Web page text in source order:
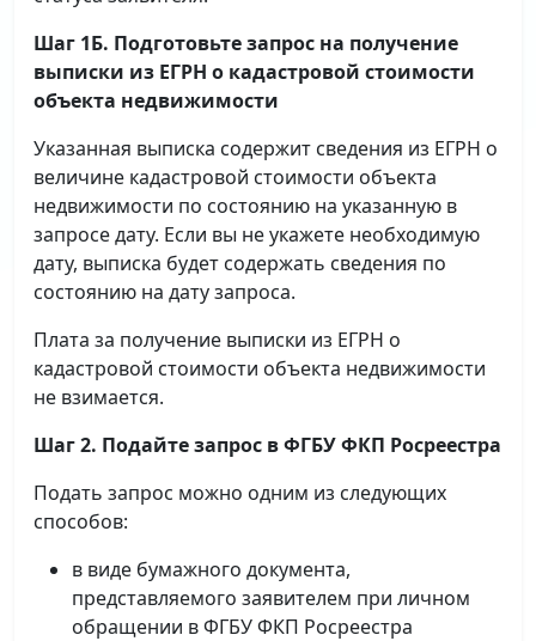
Шаг 1Б. Подготовьте запрос на получение
выписки из ЕГРН о кадастровой стоимости
объекта недвижимости
Указанная выписка содержит сведения из ЕГРН о
величине кадастровой стоимости объекта
недвижимости по состоянию на указанную в
запросе дату. Если вы не укажете необходимую
дату, выписка будет содержать сведения по
состоянию на дату запроса.
Плата за получение выписки из ЕГРН о
кадастровой стоимости объекта недвижимости
не взимается.
Шаг 2. Подайте запрос в ФГБУ ФКП Росреестра
Подать запрос можно одним из следующих
способов:
в виде бумажного документа,
представляемого заявителем при личном
обращении в ФГБУ ФКП Росреестра